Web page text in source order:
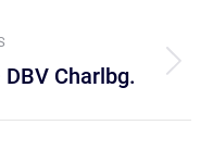
Charlbg.